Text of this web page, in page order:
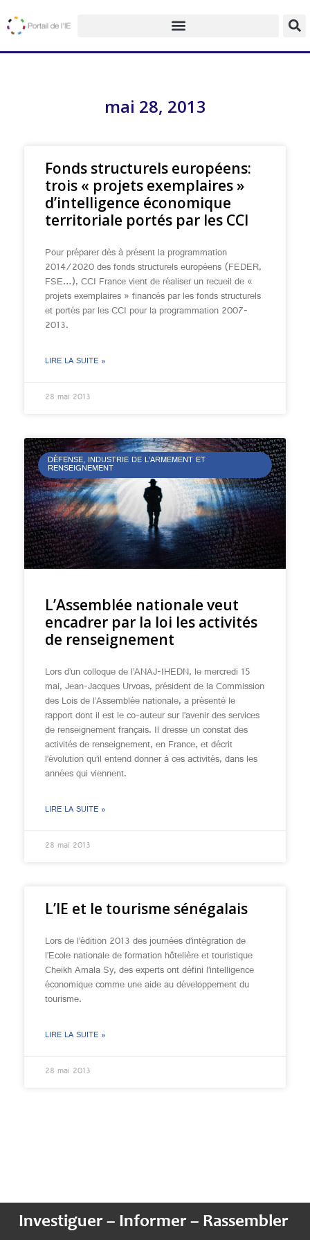
mai 28, 2013
Fonds structurels européens:
trois « projets exemplaires »
d’intelligence économique
territoriale portés par les CCI
Pour préparer dès à présent la programmation
2014/2020 des fonds structurels européens (FEDER,
FSE…), CCI France vient de réaliser un recueil de «
projets exemplaires » financés par les fonds structurels
et portés par les CCI pour la programmation 2007-
2013.
LIRE LA SUITE »
28 mai 2013
DÉFENSE, INDUSTRIE DE L’ARMEMENT ET
RENSEIGNEMENT
L’Assemblée nationale veut
encadrer par la loi les activités
de renseignement
Lors d’un colloque de l’ANAJ-IHEDN, le mercredi 15
mai, Jean-Jacques Urvoas, président de la Commission
des Lois de l’Assemblée nationale, a présenté le
rapport dont il est le co-auteur sur l’avenir des services
de renseignement français. Il dresse un constat des
activités de renseignement, en France, et décrit
l’évolution qu’il entend donner à ces activités, dans les
années qui viennent.
LIRE LA SUITE »
28 mai 2013
L’IE et le tourisme sénégalais
Lors de l’édition 2013 des journées d’intégration de
l’Ecole nationale de formation hôtelière et touristique
Cheikh Amala Sy, des experts ont défini l’intelligence
économique comme une aide au développement du
tourisme.
LIRE LA SUITE »
28 mai 2013
Investiguer – Informer – Rassembler